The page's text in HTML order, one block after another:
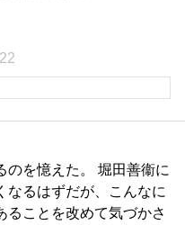
のを憶えた。 堀田善衞に
なるはずだが、こんなに
ることを改めて気づかさ